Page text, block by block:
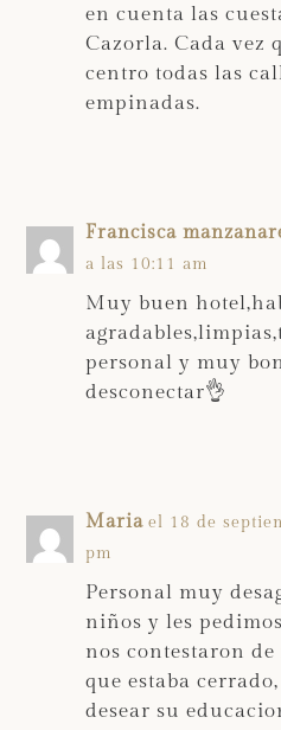
en cuenta las
Cazorla. Cada vez
centro todas las
empinadas.
Francisca
a las 10:11 am
Muy buen
personal y muy
desconectar👌
Maria el 18 de
pm
Personal muy
niños y les
nos contestaron
que estaba
desear su